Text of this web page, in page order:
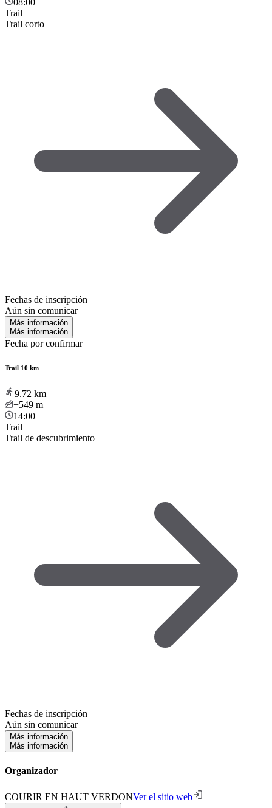
08:00
Trail
Trail corto
Fechas de inscripción
Aún sin comunicar
Más información
Más información
Fecha por confirmar
Trail 10 km
9.72 km
+549 m
14:00
Trail
Trail de descubrimiento
Fechas de inscripción
Aún sin comunicar
Más información
Más información
Organizador
COURIR EN HAUT VERDONVer el sitio web